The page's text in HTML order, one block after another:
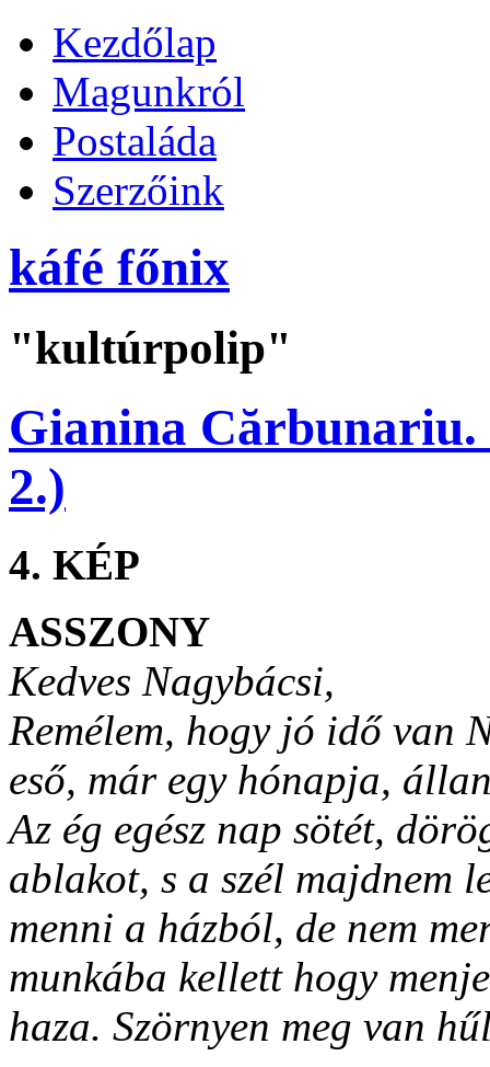
Kezdőlap
Magunkról
Postaláda
Szerzőink
káfé főnix
"kultúrpolip"
Gianina Cărbunariu.
2.)
4. KÉP
ASSZONY
Kedves Nagybácsi,
Remélem, hogy jó idő van
eső, már egy hónapja,
Az ég egész nap sötét,
ablakot, s a szél majdnem
menni a házból, de nem
munkába kellett hogy
haza. Szörnyen meg van